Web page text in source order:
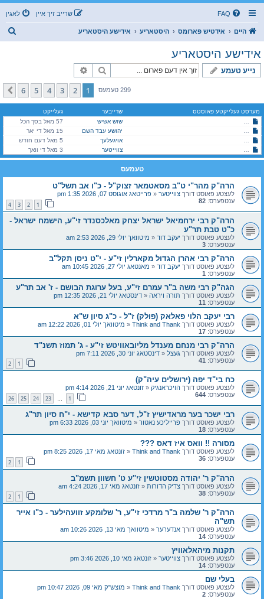
FAQ לאגין שרייב זיך איין
היים אידטיש פארומס היסטאריע אידישע היסטאריע
אידישע היסטאריע
נייע טעמע זוך
299 טעמעס 1
2
3
4
5
6
קומענדיגע
מערסט געלייקטע פאוסטס שרייבער
געלייקט
די לודמירע מויד - א פארנעפלטע געשיכטע אן קיין קלארע מסקנא
שוש אשיש
57 מאל בסך הכל
הרה"ק רבי מנחם מענדל מליובאוויטש זי"ע - ג' תמוז תשנ"דיהושע עבד השם
15 מאל די יאר
הרה"ק מהר"י ט"ב מסאטמאר זצוק"ל - כ"ו אב תשל"טאויגעלעך
5 מאל דעם חודש
הרה"ק מהר"י ט"ב מסאטמאר זצוק"ל - כ"ו אב תשל"טצווייטער 3 מאל די וואך
טעמעס
הרה"ק מהר"י ט"ב מסאטמאר זצוק"ל - כ"ו אב תשל"ט
לעצטע פאוסט דורך צווייטער « פרייטאג אוגוסט 07, 2026 1:35 pm
ענטפערס: 82
1
2
3
4
הרה"ק רבי ירחמיאל ישראל יצחק מאלכסנדר זי"ע, הישמח ישראל -
כ"ט טבת תר"ע
לעצטע פאוסט דורך יעקב דוד « מיטוואך יולי 29, 2026 2:53 am
ענטפערס: 3
הרה"ק רבי אהרן הגדול מקארלין זי"ע - י"ט ניסן תקל"ב
לעצטע פאוסט דורך יעקב דוד « מאנטאג יולי 27, 2026 10:45 am
ענטפערס: 1
הגה"ק רבי משה ב"ר עמרם זי"ע, בעל ערוגת הבושם - ז' אב תר"ע
לעצטע פאוסט דורך תורה ויראה « דינסטאג יולי 21, 2026 12:35 pm
ענטפערס: 11
רבי יעקב הלוי פאלאק (פולק) ז"ל - כ"ג סיון ש"א
לעצטע פאוסט דורך Think and Thank
« מיטוואך יולי 01, 2026 12:22 am
ענטפערס: 17
הרה"ק רבי מנחם מענדל מליובאוויטש זי"ע - ג' תמוז תשנ"ד
לעצטע פאוסט דורך געצל « דינסטאג יוני 30, 2026 7:11 pm
ענטפערס: 41
1
2
כח בי"ד יפה (ירושלים עיה"ק)
לעצטע פאוסט דורך הויכראנגיק « זונטאג יוני 21, 2026 4:14 pm
ענטפערס: 644
1
…
23
24
25
26
רבי ישכר בער מראדישיץ ז"ל, דער סבא קדישא - י"ח סיון תר"ג
לעצטע פאוסט דורך פרייליכע נאטור « מיטוואך יוני 03, 2026 6:33 pm
ענטפערס: 18
מסורה !! וואס איז דאס ???
לעצטע פאוסט דורך Think and Thank
« זונטאג מאי 17, 2026 8:25 pm
ענטפערס: 36
1
2
הרה''ק ר' יהודה מסטוטשין זי''ע ט' חשוון תשמ"ב
לעצטע פאוסט דורך צדיק הדורות « זונטאג מאי 17, 2026 4:24 am
ענטפערס: 38
1
2
הרה"ק ר' שלמה ב"ר מרדכי זי"ע, ר' שלומקע זוועהילער - כ"ו אייר
תש"ה
לעצטע פאוסט דורך אנדערער « מיטוואך מאי 13, 2026 10:26 am
ענטפערס: 14
תקנות מיהאלאוויץ
לעצטע פאוסט דורך צווייטער « זונטאג מאי 10, 2026 3:46 pm
ענטפערס: 14
בעלי שם
לעצטע פאוסט דורך Think and Thank
« מוצש"ק מאי 09, 2026 10:47 pm
ענטפערס: 2